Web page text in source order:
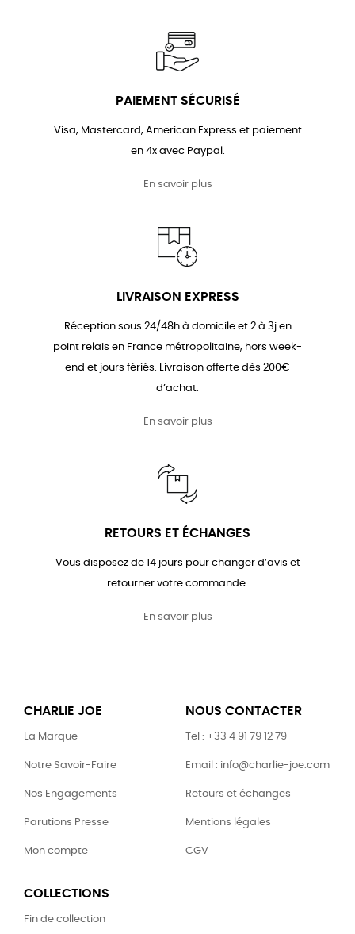
PAIEMENT SÉCURISÉ
Visa, Mastercard, American Express et paiement
en 4x avec Paypal.
En savoir plus
LIVRAISON EXPRESS
Réception sous 24/48h à domicile et 2 à 3j en
point relais en France métropolitaine, hors week-
end et jours fériés. Livraison offerte dès 200€
d’achat.
En savoir plus
RETOURS ET ÉCHANGES
Vous disposez de 14 jours pour changer d’avis et
retourner votre commande.
En savoir plus
CHARLIE JOE
La Marque
Notre Savoir-Faire
Nos Engagements
Parutions Presse
Mon compte
NOUS CONTACTER
Tel : +33 4 91 79 12 79
Email : info@charlie-joe.com
Retours et échanges
Mentions légales
CGV
COLLECTIONS
Fin de collection